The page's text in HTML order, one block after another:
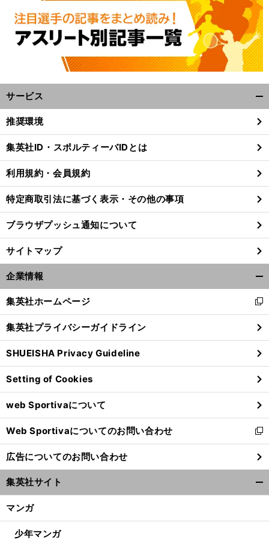
。
前
サービス
閉
る
推奨環境
集英社ID・スポルティーバIDとは
利用規約・会員規約
特定商取引法に基づく表示・その他の事項
ブラウザプッシュ通知について
サイトマップ
企業情報
閉
る
集英社ホームページ
新
し
い
ウ
ィ
ン
ド
ウ
で
開
く
集英社プライバシーガイドライン
SHUEISHA Privacy Guideline
Setting of Cookies
web Sportivaについて
Web Sportivaについてのお問い合わせ
新
し
い
ウ
ィ
ン
ウ
広告についてのお問い合わせ
集英社サイト
マンガ
少年マンガ